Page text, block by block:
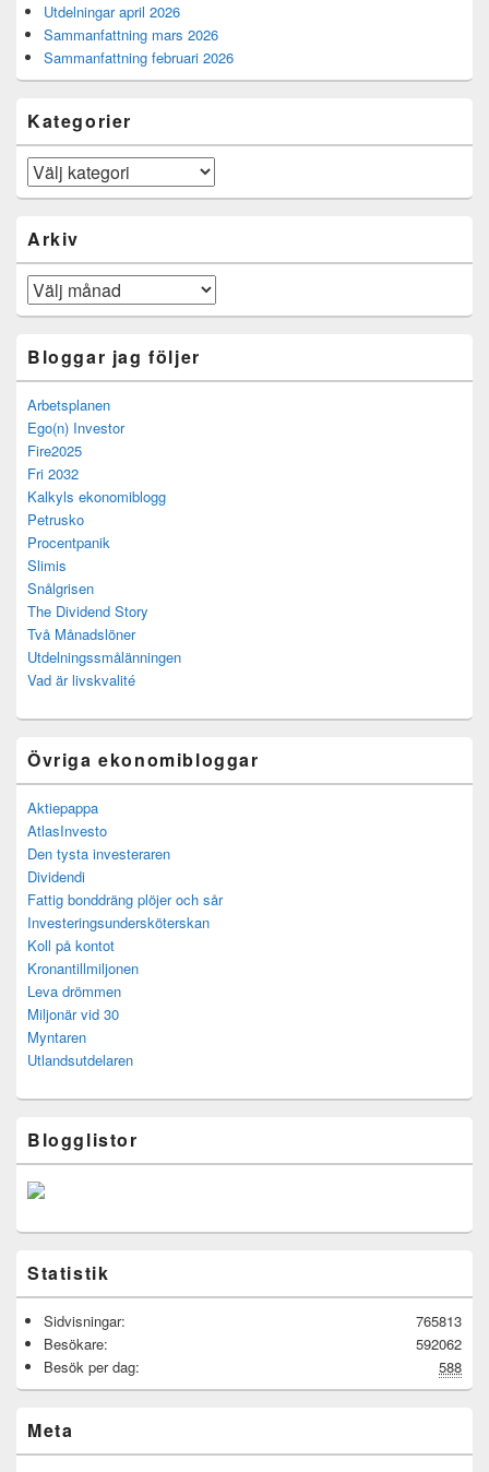
Utdelningar april 2026
Sammanfattning mars 2026
Sammanfattning februari 2026
Kategorier
Kategorier
Arkiv
Arkiv
Bloggar jag följer
Arbetsplanen
Ego(n) Investor
Fire2025
Fri 2032
Kalkyls ekonomiblogg
Petrusko
Procentpanik
Slimis
Snålgrisen
The Dividend Story
Två Månadslöner
Utdelningssmålänningen
Vad är livskvalité
Övriga ekonomibloggar
Aktiepappa
AtlasInvesto
Den tysta investeraren
Dividendi
Fattig bonddräng plöjer och sår
Investeringsundersköterskan
Koll på kontot
Kronantillmiljonen
Leva drömmen
Miljonär vid 30
Myntaren
Utlandsutdelaren
Blogglistor
Statistik
765813
Sidvisningar:
592062
Besökare:
588
Besök per dag:
Meta